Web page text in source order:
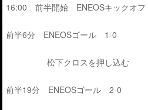
16:00 前半開始 ENEOSキックオフ
前半6分 ENEOSゴール 1-0
松下クロスを押し込む
前半19分 ENEOSゴール 2-0